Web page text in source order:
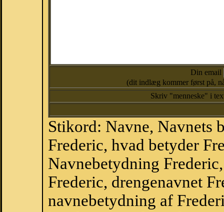
Din email
(dit indlæg kommer først på,
Skriv "menneske" i
Stikord: Navne, Navnets
Frederic, hvad betyder
Navnebetydning
Frederic, drengenavnet
navnebetydning af